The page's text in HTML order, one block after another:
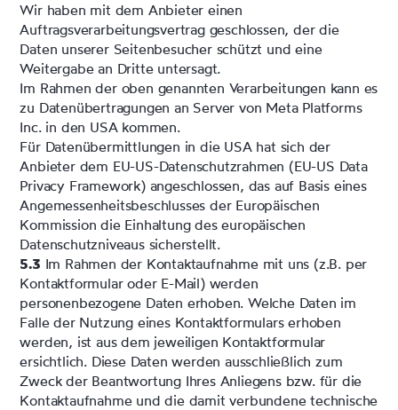
Wir haben mit dem Anbieter einen
Auftragsverarbeitungsvertrag geschlossen, der die
Daten unserer Seitenbesucher schützt und eine
Weitergabe an Dritte untersagt.
Im Rahmen der oben genannten Verarbeitungen kann es
zu Datenübertragungen an Server von Meta Platforms
Inc. in den USA kommen.
Für Datenübermittlungen in die USA hat sich der
Anbieter dem EU-US-Datenschutzrahmen (EU-US Data
Privacy Framework) angeschlossen, das auf Basis eines
Angemessenheitsbeschlusses der Europäischen
Kommission die Einhaltung des europäischen
Datenschutzniveaus sicherstellt.
5.3 Im Rahmen der Kontaktaufnahme mit uns (z.B. per
Kontaktformular oder E-Mail) werden
personenbezogene Daten erhoben. Welche Daten im
Falle der Nutzung eines Kontaktformulars erhoben
werden, ist aus dem jeweiligen Kontaktformular
ersichtlich. Diese Daten werden ausschließlich zum
Zweck der Beantwortung Ihres Anliegens bzw. für die
Kontaktaufnahme und die damit verbundene technische